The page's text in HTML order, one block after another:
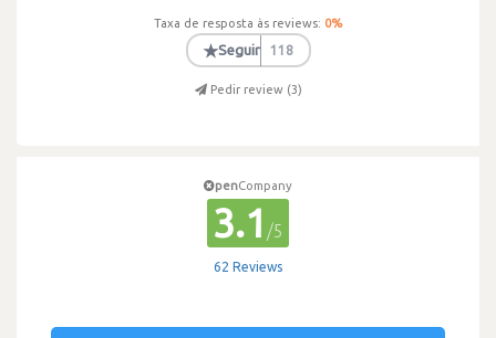
Taxa de resposta às reviews: 0%
★Seguir 118
Pedir review (3)
penCompany
3.1 /5
62 Reviews